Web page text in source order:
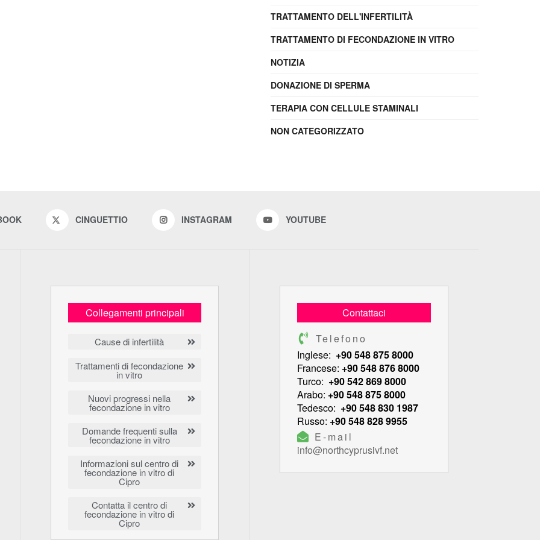
TRATTAMENTO DELL'INFERTILITÀ
TRATTAMENTO DI FECONDAZIONE IN VITRO
NOTIZIA
DONAZIONE DI SPERMA
TERAPIA CON CELLULE STAMINALI
NON CATEGORIZZATO
CINGUETTIO INSTAGRAM YOUTUBE
Collegamenti principali
Cause di infertilità
Trattamenti di fecondazione
in vitro
Nuovi progressi nella
fecondazione in vitro
Domande frequenti sulla
fecondazione in vitro
Informazioni sul centro di
fecondazione in vitro di
Cipro
Contatta il centro di
fecondazione in vitro di
Cipro
Contattaci
Telefono
Inglese: +90 548 875 8000
Francese: +90 548 876 8000
Turco: +90 542 869 8000
Arabo: +90 548 875 8000
Tedesco: +90 548 830 1987
Russo: +90 548 828 9955
E-mail
info@northcyprusivf.net